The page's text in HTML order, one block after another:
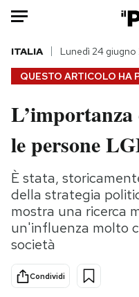
HOME
Italia
Politica
Tecnologia
Internet
Scienza
Cultura
Sport
QUESTO ARTICOLO HA
ITALIA Lunedì 24
le persone
È stata,
della strategia
mostra una ricerca
un'influenza molto
società
Condividi